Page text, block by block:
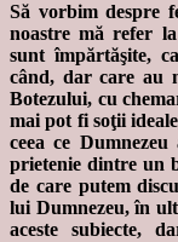
Să vorbim despre
noastre mă refer
sunt împărtăşite,
când, dar care au
Botezului, cu
mai pot fi soţii
ceea ce
prietenie dintre un
de care putem
lui Dumnezeu, în
aceste subiecte,